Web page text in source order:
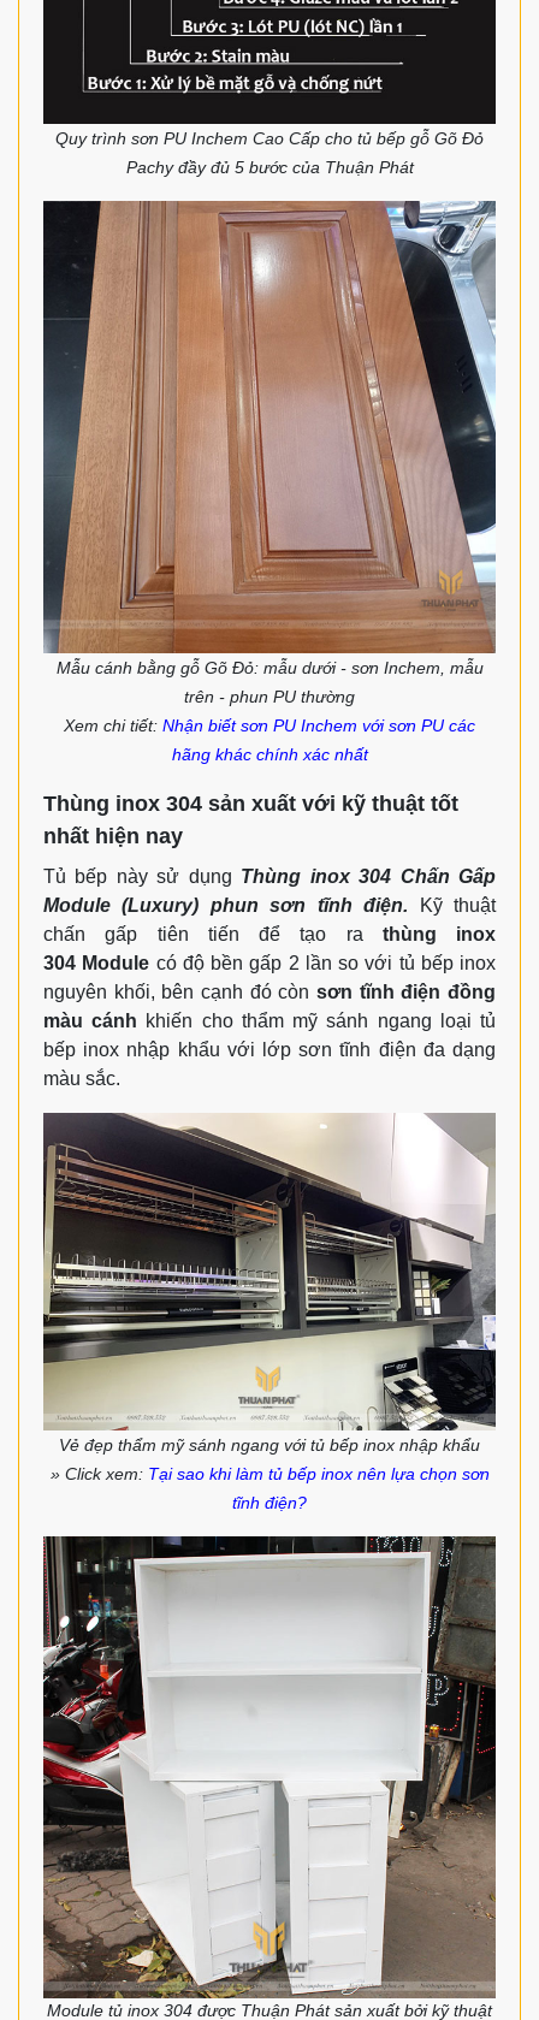
Quy trình sơn PU Inchem Cao Cấp cho tủ bếp gỗ Gõ Đỏ
Pachy đầy đủ 5 bước của Thuận Phát
Mẫu cánh bằng gỗ Gõ Đỏ: mẫu dưới - sơn Inchem, mẫu
trên - phun PU thường
Xem chi tiết: Nhận biết sơn PU Inchem với sơn PU các
hãng khác chính xác nhất
Thùng inox 304 sản xuất với kỹ thuật tốt
nhất hiện nay
Tủ bếp này sử dụng Thùng inox 304 Chấn Gấp
Module (Luxury) phun sơn tĩnh điện.
Kỹ thuật
chấn gấp tiên tiến để tạo ra thùng inox
304 Module có độ bền gấp 2 lần so với tủ bếp inox
nguyên khối, bên cạnh đó còn sơn tĩnh điện đồng
màu cánh khiến cho thẩm mỹ sánh ngang loại tủ
bếp inox nhập khẩu với lớp sơn tĩnh điện đa dạng
màu sắc.
Vẻ đẹp thẩm mỹ sánh ngang với tủ bếp inox nhập khẩu
» Click xem: Tại sao khi làm tủ bếp inox nên lựa chọn sơn
tĩnh điện?
Module tủ inox 304 được Thuận Phát sản xuất bởi kỹ thuật